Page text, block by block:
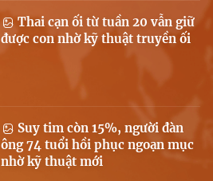
Thai cạn ối từ tuần 20 vẫn giữ
được con nhờ kỹ thuật truyền ối
Suy tim còn 15%, người đàn
ông 74 tuổi hồi phục ngoạn mục
nhờ kỹ thuật mới